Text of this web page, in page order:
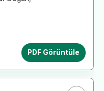
PDF Görüntüle